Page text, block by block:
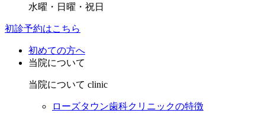
水曜・日曜・祝日
初診予約はこちら
初めての方へ
当院について
当院について clinic
ローズタウン歯科クリニックの特徴